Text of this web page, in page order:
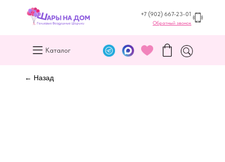
+7 (902) 667-23-01
Обратный звонок
Каталог
← Назад